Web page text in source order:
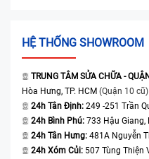
HỆ THỐNG SHOWROOM
TRUNG TÂM SỬA CHỮA -
Hòa Hưng, TP. HCM (Quận 10 cũ)
24h Tân Định: 249 -251 Trần
24h Bình Phú: 733 Hậu Giang,
24h Tân Hưng: 481A Nguyễn
24h Xóm Củi: 507 Tùng Thiện